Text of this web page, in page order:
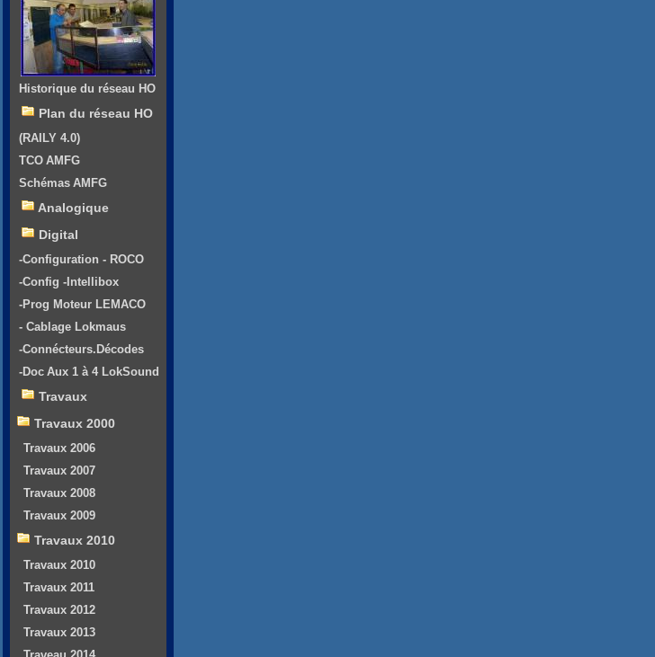
Historique du réseau HO
Plan du réseau HO
(RAILY 4.0)
TCO AMFG
Schémas AMFG
Analogique
Digital
-Configuration - ROCO
-Config -Intellibox
-Prog Moteur LEMACO
- Cablage Lokmaus
-Connécteurs.Décodes
-Doc Aux 1 à 4 LokSound
Travaux
Travaux 2000
Travaux 2006
Travaux 2007
Travaux 2008
Travaux 2009
Travaux 2010
Travaux 2010
Travaux 2011
Travaux 2012
Travaux 2013